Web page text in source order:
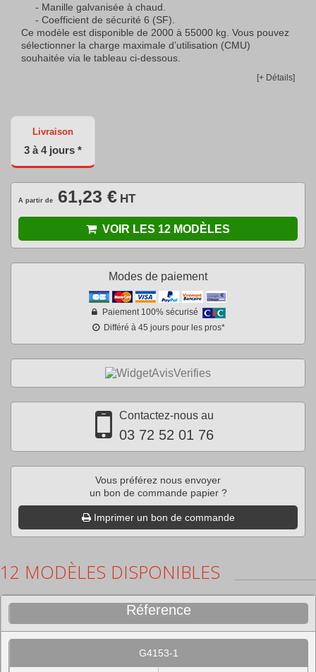
Manille galvanisée à chaud.
Coefficient de sécurité 6 (SF).
Ce modèle est disponible de 2000 à 55000 kg. Vous pouvez
sélectionner la charge maximale d’utilisation (CMU)
souhaitée via le tableau ci-dessous.
[+ Détails]
Livraison
3 à 4 jours *
A partir de 61,23 € HT
VOIR LES 12 MODÈLES
Modes de paiement
Paiement 100% sécurisé
Différé à 45 jours pour les pros*
Contactez-nous au
03 72 52 01 76
Vous préférez nous envoyer
un bon de commande papier ?
Imprimer un bon de commande
12 MODÈLES DISPONIBLES
Réference
G4153-1